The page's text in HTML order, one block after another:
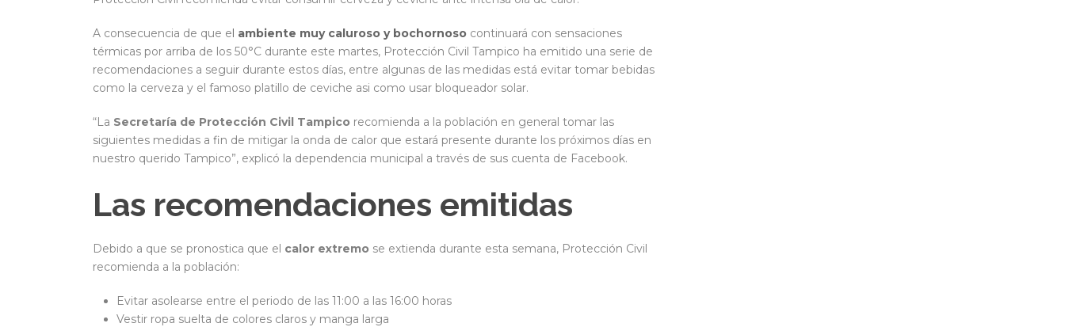
A consecuencia de que el ambiente muy caluroso y bochornoso continuará con sensaciones
térmicas por arriba de los 50°C durante este martes, Protección Civil Tampico ha emitido una serie de
recomendaciones a seguir durante estos días, entre algunas de las medidas está evitar tomar bebidas
como la cerveza y el famoso platillo de ceviche asi como usar bloqueador solar.
“La Secretaría de Protección Civil Tampico recomienda a la población en general tomar las
siguientes medidas a fin de mitigar la onda de calor que estará presente durante los próximos días en
nuestro querido Tampico”, explicó la dependencia municipal a través de sus cuenta de Facebook.
Las recomendaciones emitidas
Debido a que se pronostica que el calor extremo se extienda durante esta semana, Protección Civil
recomienda a la población:
Evitar asolearse entre el periodo de las 11:00 a las 16:00 horas
Vestir ropa suelta de colores claros y manga larga